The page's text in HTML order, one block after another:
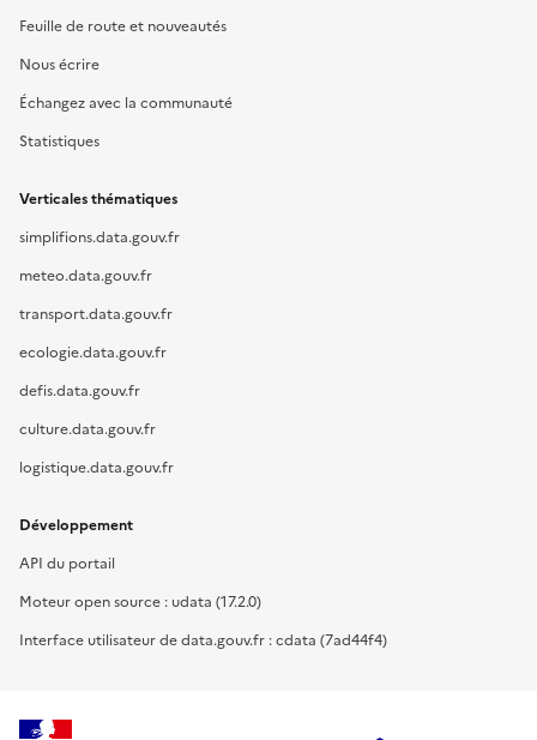
Feuille de route et nouveautés
Nous écrire
Échangez avec la communauté
Statistiques
Verticales thématiques
simplifions.data.gouv.fr
meteo.data.gouv.fr
transport.data.gouv.fr
ecologie.data.gouv.fr
defis.data.gouv.fr
culture.data.gouv.fr
logistique.data.gouv.fr
Développement
API du portail
Moteur open source : udata (17.2.0)
Interface utilisateur de data.gouv.fr : cdata (7ad44f4)